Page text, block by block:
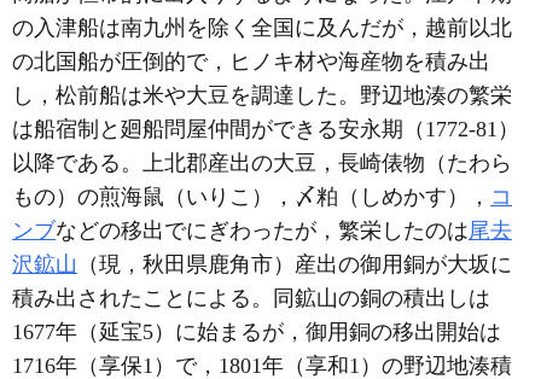
の入津船は南九州を除く全国に及んだが，越前以北
の北国船が圧倒的で，ヒノキ材や海産物を積み出
し，松前船は米や大豆を調達した。野辺地湊の繁栄
は船宿制と廻船問屋仲間ができる安永期（1772-81）
以降である。上北郡産出の大豆，長崎俵物（たわら
もの）の煎海鼠（いりこ），〆粕（しめかす）， コ
ンブなどの移出でにぎわったが，繁栄したのは尾去
沢鉱山 （現，秋田県鹿角市）産出の御用銅が大坂に
積み出されたことによる。同鉱山の銅の積出しは
1677年（延宝5）に始まるが，御用銅の移出開始は
1716年（享保1）で，1801年（享和1）の野辺地湊積